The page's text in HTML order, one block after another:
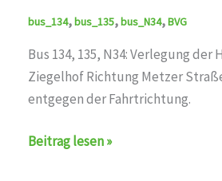
bus_134,bus_135,bus_N34,BVG
Bus 134, 135, N34: Verlegung
Ziegelhof Richtung Metzer
entgegen der Fahrtrichtung.
Haltestelle
Beitrag lesen »